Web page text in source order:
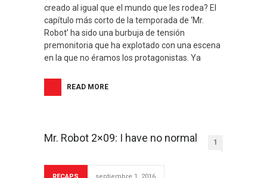
creado al igual que el mundo que les rodea? El
capítulo más corto de la temporada de ‘Mr.
Robot’ ha sido una burbuja de tensión
premonitoria que ha explotado con una escena
en la que no éramos los protagonistas. Ya
READ MORE
Mr. Robot 2×09: I have no normal 1